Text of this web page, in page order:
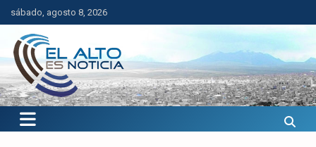
Saltar
al
contenido
sábado, agosto 8, 2026
El Alto es Noticia
Últimas noticias de El Alto, Bolivia y el mundo.